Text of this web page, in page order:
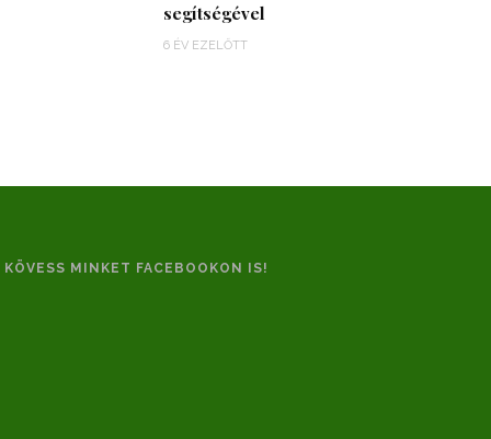
segítségével
6 ÉV EZELŐTT
KÖVESS MINKET FACEBOOKON IS!